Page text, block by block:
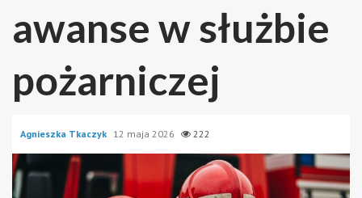
awanse w służbie
pożarniczej
Agnieszka Tkaczyk 12 maja 2026 222